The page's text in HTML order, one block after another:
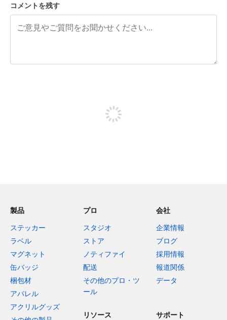
コメントを残す
製品
ステッカー
ラベル
マグネット
缶バッジ
梱包材
アパレル
アクリルグッズ
プロ
スタジオ
ストア
ノティファイ
配送
その他のプロ・ツ
ール
会社
企業情報
ブログ
採用情報
報道関係
データ
リソース サポート